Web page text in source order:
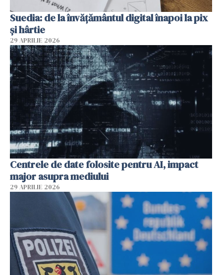
Suedia: de la învățământul digital înapoi la pix
și hârtie
29 APRILIE 2026
Centrele de date folosite pentru AI, impact
major asupra mediului
29 APRILIE 2026